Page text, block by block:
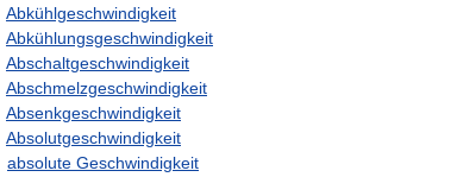
Abkühlgeschwindigkeit
Abkühlungsgeschwindigkeit
Abschaltgeschwindigkeit
Abschmelzgeschwindigkeit
Absenkgeschwindigkeit
Absolutgeschwindigkeit
absolute Geschwindigkeit